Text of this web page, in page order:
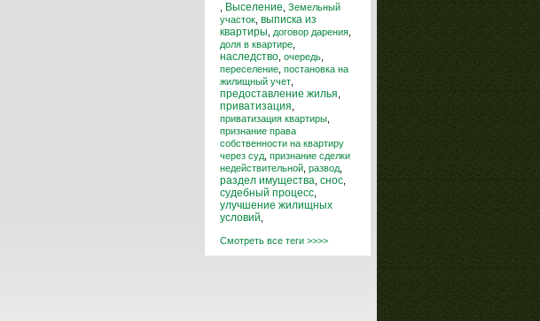
Выселение Земельный
участок выписка из
квартиры
договор дарения
доля в квартире
наследство очередь
переселение постановка на
жилищный учет
предоставление жилья
приватизация
приватизация квартиры
признание права
собственности на квартиру
через суд признание сделки
недействительной развод
раздел имущества снос
судебный процесс
улучшение жилищных
условий
Смотреть все теги >>>>